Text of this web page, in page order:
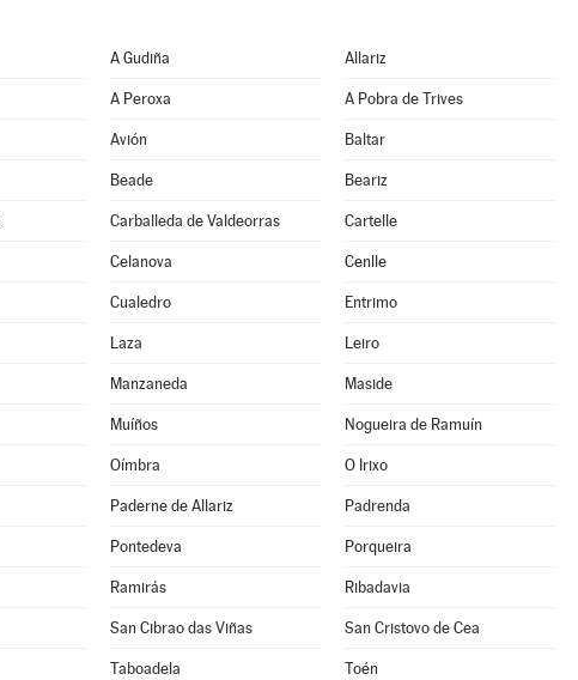
A Gudiña Allariz
A Peroxa A Pobra de Trives
Avión Baltar
Beade Beariz
Carballeda de Valdeorras Cartelle
Celanova Cenlle
Cualedro Entrimo
Laza Leiro
Manzaneda Maside
Muíños Nogueira de Ramuín
Oímbra O Irixo
Paderne de Allariz Padrenda
Pontedeva Porqueira
Ramirás Ribadavia
San Cibrao das Viñas San Cristovo de Cea
Taboadela Toén